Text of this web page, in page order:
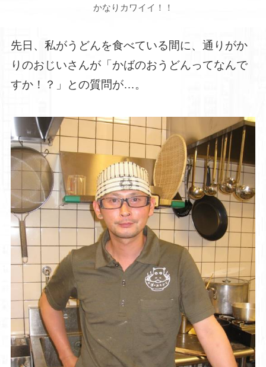
かなりカワイイ！！
先日、私がうどんを食べている間に、通りがか
りのおじいさんが「かばのおうどんってなんで
すか！？」との質問が…。